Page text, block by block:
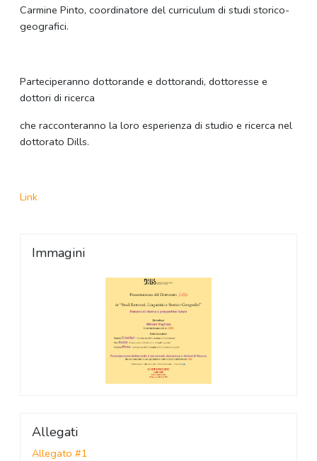
Carmine Pinto, coordinatore del curriculum di studi storico-
geografici.
Parteciperanno dottorande e dottorandi, dottoresse e
dottori di ricerca
che racconteranno la loro esperienza di studio e ricerca nel
dottorato Dills.
Link
Immagini
Allegati
Allegato #1